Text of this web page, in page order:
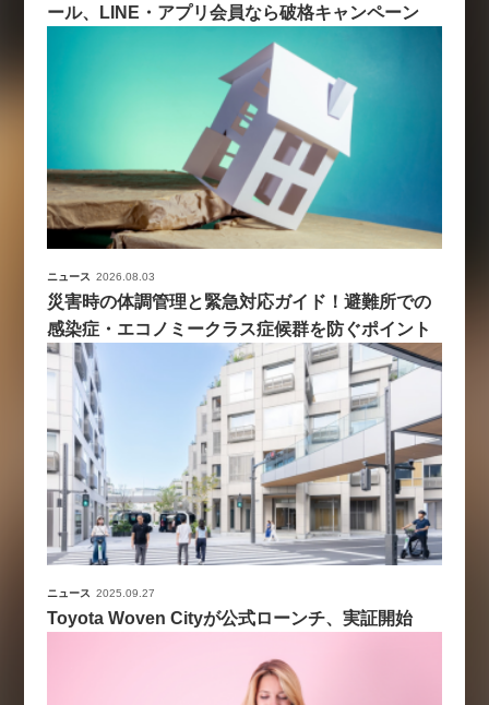
ール、LINE・アプリ会員なら破格キャンペーン
ニュース 2026.08.03
災害時の体調管理と緊急対応ガイド！避難所での
感染症・エコノミークラス症候群を防ぐポイント
ニュース 2025.09.27
Toyota Woven Cityが公式ローンチ、実証開始